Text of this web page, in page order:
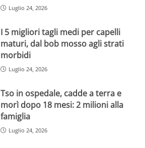
Luglio 24, 2026
I 5 migliori tagli medi per capelli
maturi, dal bob mosso agli strati
morbidi
Luglio 24, 2026
Tso in ospedale, cadde a terra e
morì dopo 18 mesi: 2 milioni alla
famiglia
Luglio 24, 2026